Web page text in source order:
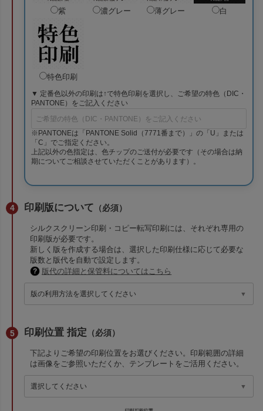
紫 濃グレー 薄グレー 白
特色印刷
▼ 定番色以外の印刷は↑で特色印刷を選択し、ご希望の特色（DIC・
PANTONE）をご記入ください
※PANTONEは「PANTONE Solid（7771番まで）」の「U」または
「C」でご指定ください。
上記以外の色指定は、色チップのご送付が必要です（その場合は納
期についてご相談させていただくことがあります）。
印刷版について （必須）
シルクスクリーン印刷・コピー転写印刷には、それぞれ専用の
印刷版が必要です。
新しく版を作成する場合は、選択した印刷仕様に応じて必要な
版数と版代を自動で設定します。
版代の詳細と保管料についてはこちら
印刷位置 指定 （必須）
下記よりご希望の印刷位置をお選びください。印刷範囲の詳細
は画像をご参照いただくか、テンプレートをご活用ください。